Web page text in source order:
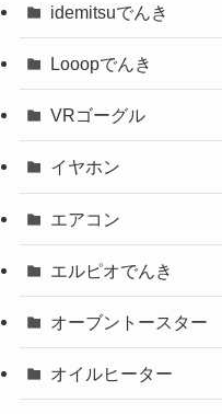
idemitsuでんき
Looopでんき
VRゴーグル
イヤホン
エアコン
エルピオでんき
オーブントースター
オイルヒーター